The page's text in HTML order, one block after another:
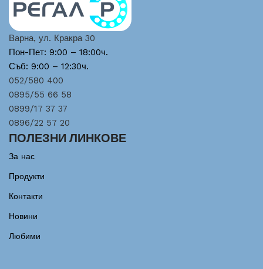
Варна, ул. Кракра 30
Пон-Пет: 9:00 – 18:00ч.
Съб: 9:00 – 12:30ч.
052/580 400
0895/55 66 58
0899/17 37 37
0896/22 57 20
ПОЛЕЗНИ ЛИНКОВЕ
За нас
Продукти
Контакти
Новини
Любими